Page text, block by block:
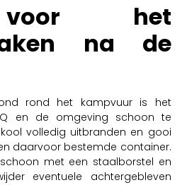
het
na de
rond het kampvuur is het
en de omgeving schoon te
volledig uitbranden en gooi
daarvoor bestemde container.
met een staalborstel en
eventuele achtergebleven